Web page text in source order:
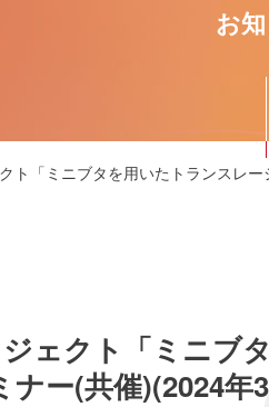
お
ト「ミニブタを用いたトランスレ
ェクト「ミニブ
ー(共催)(2024年